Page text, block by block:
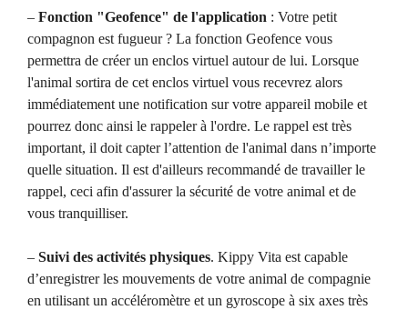
– Fonction "Geofence" de l'application : Votre petit
compagnon est fugueur ? La fonction Geofence vous
permettra de créer un enclos virtuel autour de lui. Lorsque
l'animal sortira de cet enclos virtuel vous recevrez alors
immédiatement une notification sur votre appareil mobile et
pourrez donc ainsi le rappeler à l'ordre. Le rappel est très
important, il doit capter l’attention de l'animal dans n’importe
quelle situation. Il est d'ailleurs recommandé de travailler le
rappel, ceci afin d'assurer la sécurité de votre animal et de
vous tranquilliser.
– Suivi des activités physiques. Kippy Vita est capable
d’enregistrer les mouvements de votre animal de compagnie
en utilisant un accéléromètre et un gyroscope à six axes très